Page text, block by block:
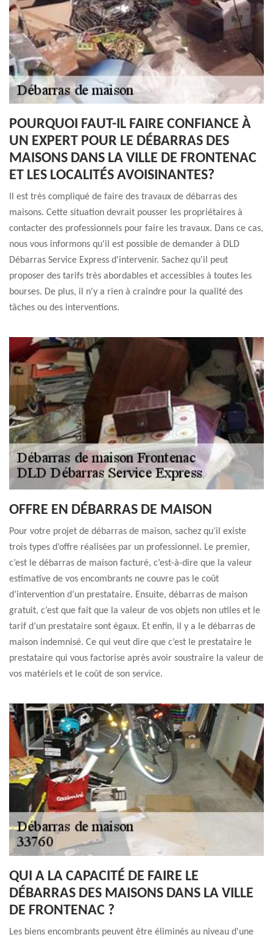
POURQUOI FAUT-IL FAIRE CONFIANCE À
UN EXPERT POUR LE DÉBARRAS DES
MAISONS DANS LA VILLE DE FRONTENAC
ET LES LOCALITÉS AVOISINANTES?
Il est très compliqué de faire des travaux de débarras des
maisons. Cette situation devrait pousser les propriétaires à
contacter des professionnels pour faire les travaux. Dans ce cas,
nous vous informons qu'il est possible de demander à DLD
Débarras Service Express d'intervenir. Sachez qu'il peut
proposer des tarifs très abordables et accessibles à toutes les
bourses. De plus, il n'y a rien à craindre pour la qualité des
tâches ou des interventions.
OFFRE EN DÉBARRAS DE MAISON
Pour votre projet de débarras de maison, sachez qu’il existe
trois types d’offre réalisées par un professionnel. Le premier,
c’est le débarras de maison facturé, c’est-à-dire que la valeur
estimative de vos encombrants ne couvre pas le coût
d’intervention d’un prestataire. Ensuite, débarras de maison
gratuit, c’est que fait que la valeur de vos objets non utiles et le
tarif d’un prestataire sont égaux. Et enfin, il y a le débarras de
maison indemnisé. Ce qui veut dire que c’est le prestataire le
prestataire qui vous factorise après avoir soustraire la valeur de
vos matériels et le coût de son service.
QUI A LA CAPACITÉ DE FAIRE LE
DÉBARRAS DES MAISONS DANS LA VILLE
DE FRONTENAC ?
Les biens encombrants peuvent être éliminés au niveau d'une